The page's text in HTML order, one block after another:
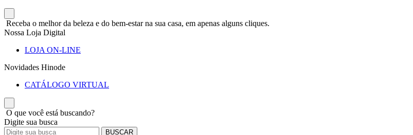
Receba o melhor da beleza e do bem-estar na sua casa, em apenas alguns cliques.
Nossa Loja Digital
LOJA ON-LINE
Novidades Hinode
CATÁLOGO VIRTUAL
O que você está buscando?
Digite sua busca
BUSCAR